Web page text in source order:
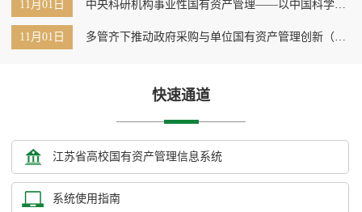
11月01日
中央科研机构事业性国有资产管理——以中国科学院
为例（摘自国有资产管理）
11月01日
多管齐下推动政府采购与单位国有资产管理创新（摘
快速通道
江苏省高校国有资产管理信息系统
系统使用指南